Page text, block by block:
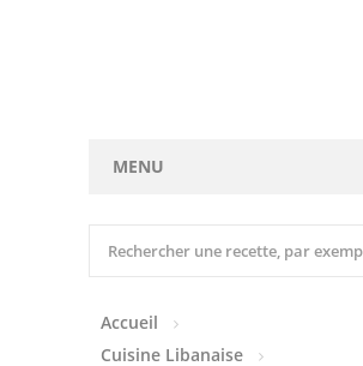
MENU
Entrées Froides
Accueil
Cuisine Libanaise